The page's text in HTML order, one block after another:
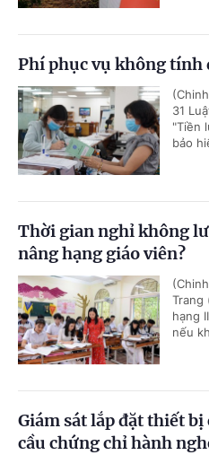
Phí phục vụ không tính
31
"Tiền
bảo
Thời gian nghỉ không
nâng hạng giáo viên?
Trang
hạng
nếu
Giám sát lắp đặt thiết
cầu chứng chỉ hành